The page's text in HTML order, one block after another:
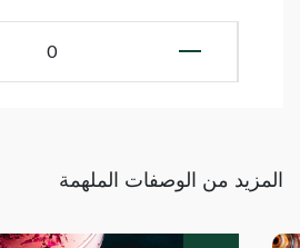
0
المزيد من الوصفات الملهمة